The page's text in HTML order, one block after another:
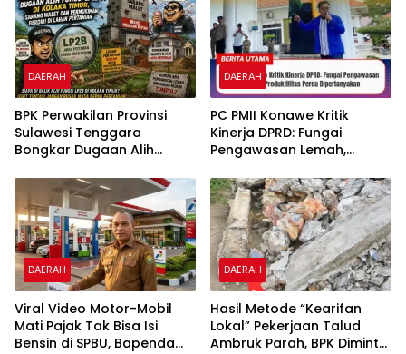
DAERAH
BPK Perwakilan Provinsi
Sulawesi Tenggara
Bongkar Dugaan Alih
Timur, Sarang Walet dan
Permukiman Berdiri di
Lahan Pertanian
DAERAH
PC PMII Konawe Kritik
Kinerja DPRD: Fungai
Pengawasan Lemah,
Dipertanyakan
DAERAH
​Viral Video Motor-Mobil
Mati Pajak Tak Bisa Isi
Bensin di SPBU, Bapenda
DAERAH
Hasil Metode “Kearifan
Lokal” Pekerjaan Talud
Ambruk Parah, BPK Diminta